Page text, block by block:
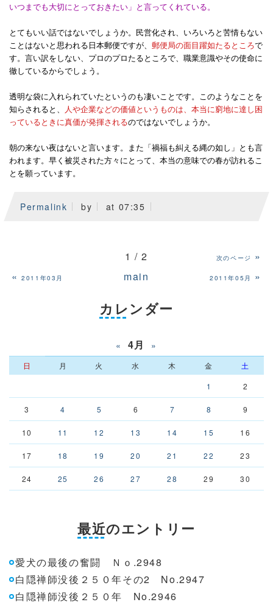
いつまでも大切にとっておきたい」と言ってくれている。
とてもいい話ではないでしょうか。民営化され、いろいろと苦情もない
ことはないと思われる日本郵便ですが、 郵便局の面目躍如たるところで
す。言い訳をしない、プロのプロたるところで、職業意識やその使命に
徹しているからでしょう。
透明な袋に入れられていたというのも凄いことです。このようなことを
知らされると、
人や企業などの価値というものは、本当に窮地に達し困
っているときに真価が発揮されるのではないでしょうか。
朝の来ない夜はないと言います。また「禍福も糾える縄の如し」とも言
われます。早く被災された方々にとって、本当の意味での春が訪れるこ
とを願っています。
Permalink by at 07:35
1 / 2 次のページ
»
«2011年03月 main 2011年05月 »
カレンダー
« 4月 »
日 月 火 水 木 金
土
1
2
3 4 5 6 7 8 9
10 11 12 13 14 15 16
17 18 19 20 21 22 23
24 25 26 27 28 29 30
最近のエントリー
愛犬の最後の奮闘 Ｎｏ.2948
白隠禅師没後２５０年その2 No.2947
白隠禅師没後２５０年 No.2946